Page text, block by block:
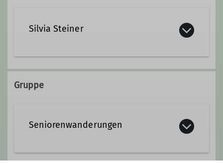
Silvia Steiner
03675 / 804659
Gruppe
Seniorenwanderungen